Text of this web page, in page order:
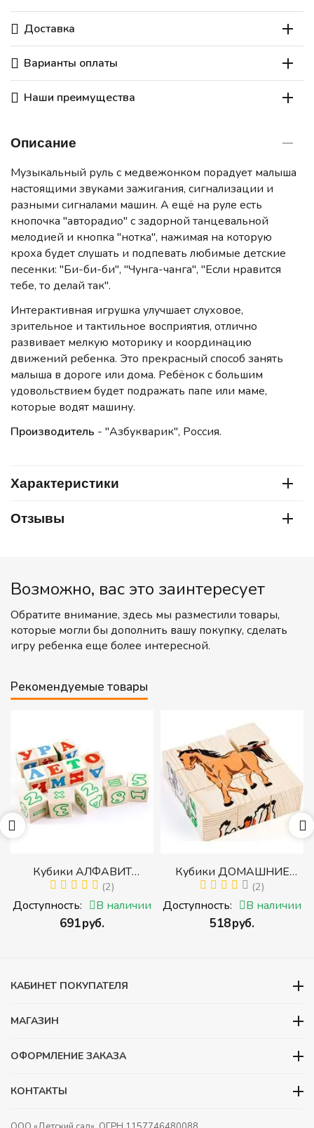
Доставка
Варианты оплаты
Наши преимущества
Описание
Музыкальный руль с медвежонком порадует малыша
настоящими звуками зажигания, сигнализации и
разными сигналами машин. А ещё на руле есть
кнопочка "авторадио" с задорной танцевальной
мелодией и кнопка "нотка", нажимая на которую
кроха будет слушать и подпевать любимые детские
песенки: "Би-би-би", "Чунга-чанга", "Если нравится
тебе, то делай так".
Интерактивная игрушка улучшает слуховое,
зрительное и тактильное восприятия, отлично
развивает мелкую моторику и координацию
движений ребенка. Это прекрасный способ занять
малыша в дороге или дома. Ребёнок с большим
удовольствием будет подражать папе или маме,
которые водят машину.
Производитель - "Азбукварик", Россия.
Характеристики
Отзывы
Возможно, вас это заинтересует
Обратите внимание, здесь мы разместили товары,
которые могли бы дополнить вашу покупку, сделать
игру ребенка еще более интересной.
Рекомендуемые товары
Кубики АЛФАВИТ
РУССКИЙ С ЦИФРАМИ
(Томик) (Набор кубиков с
буквами, цифрами,
математическими знаками
(2)
Доступность: В наличии
‍691‍руб.
Кубики ДОМАШНИЕ
ЖИВОТНЫЕ (Томик)
(Набор кубиков
разрезных (складных))
(2)
Доступность: В наличии
‍518‍руб.
КАБИНЕТ ПОКУПАТЕЛЯ
МАГАЗИН
ОФОРМЛЕНИЕ ЗАКАЗА
КОНТАКТЫ